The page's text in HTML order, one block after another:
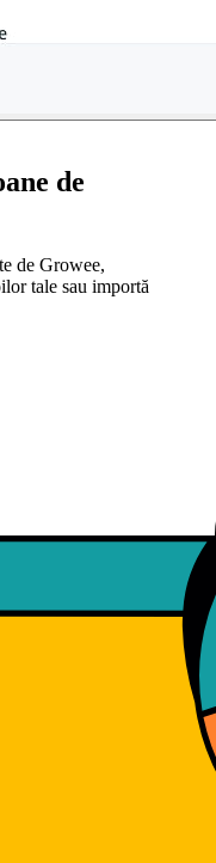
de
de Growee,
tale sau importă